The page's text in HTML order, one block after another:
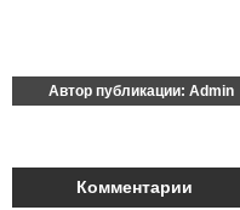
Автор публикации: Admin
Комментарии